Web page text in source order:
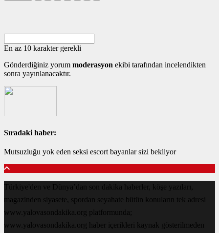
En az 10 karakter gerekli
Gönderdiğiniz yorum moderasyon ekibi tarafından incelendikten
sonra yayınlanacaktır.
Sıradaki haber:
Mutsuzluğu yok eden seksi escort bayanlar sizi bekliyor
Türkiye'den ve Dünya’dan son dakika haberler, köşe yazıları,
magazinden siyasete, spordan seyahate bütün konuların tek adresi
www.yalovasondakika.org platformunda;
www.yalovasondakika.org haber içerikleri kaynak gösterilmeden